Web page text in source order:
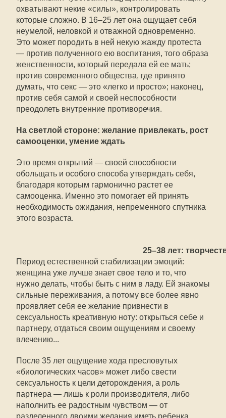
охватывают некие «силы», контролировать
которые сложно. В 16–25 лет она ощущает себя
неумелой, неловкой и отважной одновременно.
Это может породить в ней некую жажду протеста
— против полученного ею воспитания, того образа
женственности, который передала ей ее мать;
против современного общества, где принято
думать, что секс — это «легко и просто»; наконец,
против себя самой и своей неспособности
преодолеть внутренние противоречия.
На светлой стороне: желание привлекать, рост
самооценки, умение ждать
Это время открытий — своей способности
обольщать и особого способа утверждать себя,
благодаря которым гармонично растет ее
самооценка. Именно это помогает ей принять
необходимость ожидания, непременного спутника
этого возраста.
25–38 лет:
Период естественной стабилизации эмоций:
женщина уже лучше знает свое тело и то, что
нужно делать, чтобы быть с ним в ладу. Ей знакомы
сильные переживания, а потому все более явно
проявляет себя ее желание привнести в
сексуальность креативную ноту: открыться себе и
партнеру, отдаться своим ощущениям и своему
влечению...
После 35 лет ощущение хода пресловутых
«биологических часов» может либо свести
сексуальность к цели деторождения, а роль
партнера — лишь к роли производителя, либо
наполнить ее радостным чувством — от
разделенного двоими желания иметь ребенка.